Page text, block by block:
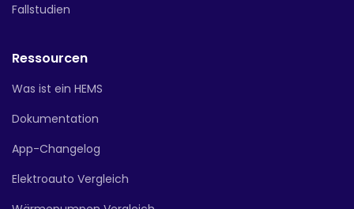
Fallstudien
Ressourcen
Was ist ein HEMS
Dokumentation
App-Changelog
Elektroauto Vergleich